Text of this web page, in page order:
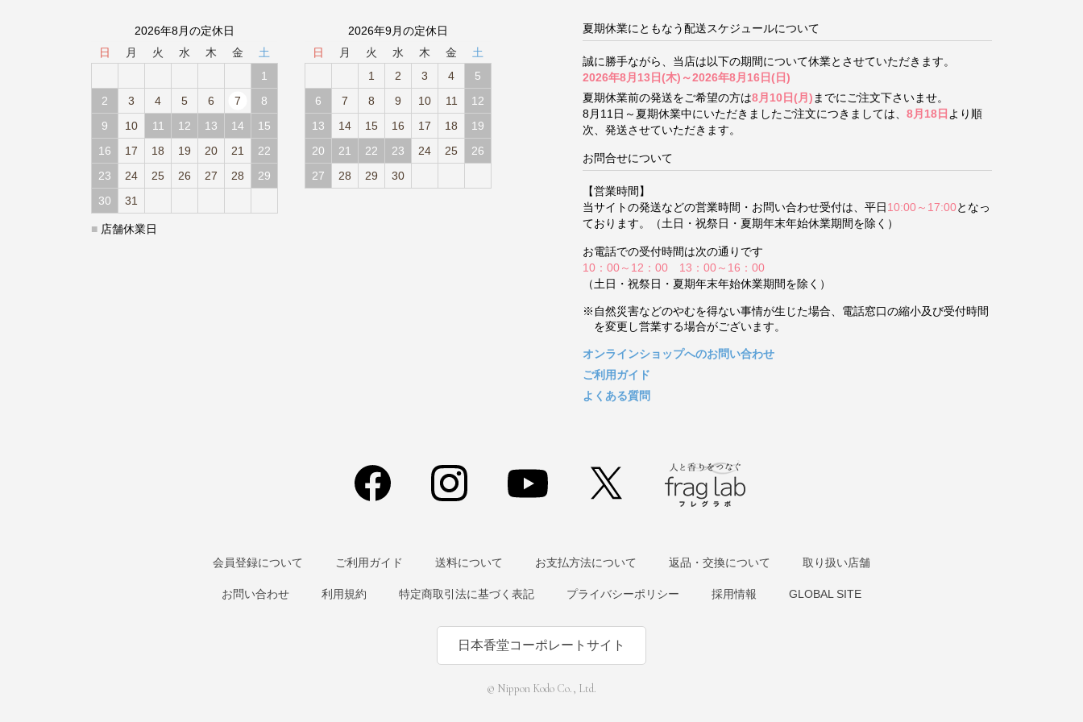
2026年8月の定休日
日
月 火 水 木 金
土
1
2
3 4 5 6 7
8
9
10 11 12 13 14
15
16
17 18 19 20 21
22
23
24 25 26 27 28
29
30
31
2026年9月の定休日
日
月 火 水 木 金
土
1
2 3 4
5
6
7 8 9 10 11
12
13
14 15 16 17 18
19
20
21 22 23 24 25
26
27
28 29 30
■ 店舗休業日
夏期休業にともなう配送スケジュールについて
誠に勝手ながら、当店は以下の期間について休業とさせていただきます。
2026年8月13日(木)～2026年8月16日(日)
夏期休業前の発送をご希望の方は8月10日(月) までにご注文下さいませ。
8月11日～夏期休業中にいただきましたご注文につきましては、 8月18日 より順
次、発送させていただきます。
お問合せについて
【営業時間】
当サイトの発送などの営業時間・お問い合わせ受付は、平日10:00～17:00となっ
ております。（土日・祝祭日・夏期年末年始休業期間を除く）
お電話での受付時間は次の通りです
10：00～12：00 13：00～16：00
（土日・祝祭日・夏期年末年始休業期間を除く）
※自然災害などのやむを得ない事情が生じた場合、電話窓口の縮小及び受付時間
を変更し営業する場合がございます。
オンラインショップへのお問い合わせ
ご利用ガイド
よくある質問
会員登録について ご利用ガイド 送料について お支払方法について 返品・交換について 取り扱い店舗
お問い合わせ 利用規約 特定商取引法に基づく表記 プライバシーポリシー 採用情報 GLOBAL SITE
日本香堂コーポレートサイト
© Nippon Kodo Co., Ltd.